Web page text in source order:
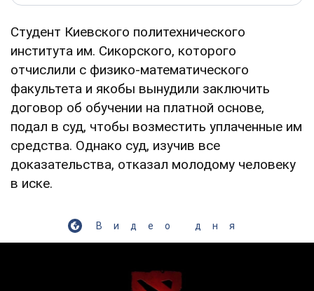
Студент Киевского политехнического
института им. Сикорского, которого
отчислили с физико-математического
факультета и якобы вынудили заключить
договор об обучении на платной основе,
подал в суд, чтобы возместить уплаченные им
средства. Однако суд, изучив все
доказательства, отказал молодому человеку
в иске.
Видео дня